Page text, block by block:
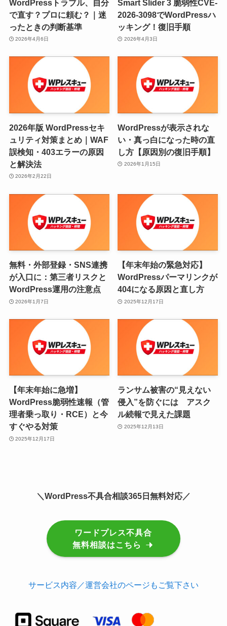
WordPressトラブル、自分
で直す？プロに頼む？｜迷
ったときの判断基準
2026年4月6日
Smart Slider 3 脆弱性CVE-
2026-3098でWordPressハ
ッキング！復旧手順
2026年4月3日
2026年版 WordPressセキ
ュリティ対策まとめ｜WAF
誤検知・403エラーの原因
と解決法
2026年2月22日
WordPressが表示されな
い・真っ白になった時の直
し方【原因別の復旧手順】
2026年1月15日
無料・外部登録・SNS連携
が入口に：第三者リスクと
WordPress運用の注意点
2026年1月7日
【年末年始の緊急対応】
WordPressパーマリンクが
404になる原因と直し方
2025年12月17日
【年末年始に急増】
WordPress脆弱性速報（管
理者乗っ取り・RCE）と今
すぐやる対策
2025年12月17日
ランサム被害の“見えない
侵入”を防ぐには アスク
ル続報で見えた課題
2025年12月13日
＼WordPress不具合相談365日無料対応／
ワードプレス不具合
無料相談はこちら
サービス内容／運営会社のページもご覧下さい